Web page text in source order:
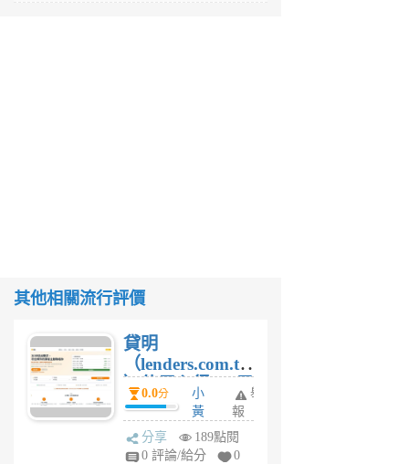
其他相關流行評價
貸明
（lenders.com.tw
）使用心得 — 民
間貸款比較平台
體驗
0.0分
小
黃
蜂
1
舉
報
分享
189點閱
0 評論/給分
0